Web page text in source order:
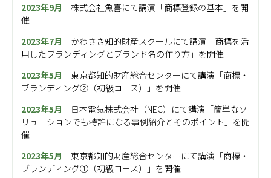
2023年9月 株式会社魚喜にて講演「商標登録の基本」を開
催
2023年7月 かわさき知的財産スクールにて講演「商標を活
用したブランディングとブランド名の作り方」を開催
2023年5月
東京都知的財産総合センター にて講演「商標・
ブランディング②（初級コース）」を開催
2023年5月 日本電気株式会社（NEC）にて講演「簡単なソ
リューションでも特許になる事例紹介とそのポイント」を開
催
2023年5月
東京都知的財産総合センター にて講演「商標・
ブランディング①（初級コース）」を開催